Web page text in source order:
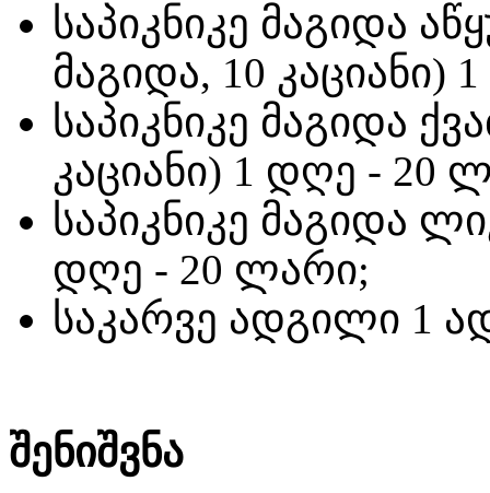
საპიკნიკე მაგიდა
მაგიდა, 10
საპიკნიკე მაგიდა
კაციანი) 1 დღე - 20
საპიკნიკე მაგიდა
დღე - 20 ლარი;
საკარვე ადგილი 1
შენიშვნა